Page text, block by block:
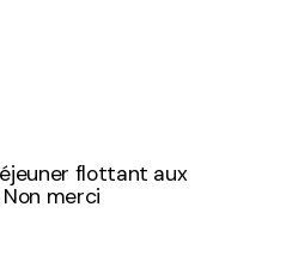
flottant aux
merci